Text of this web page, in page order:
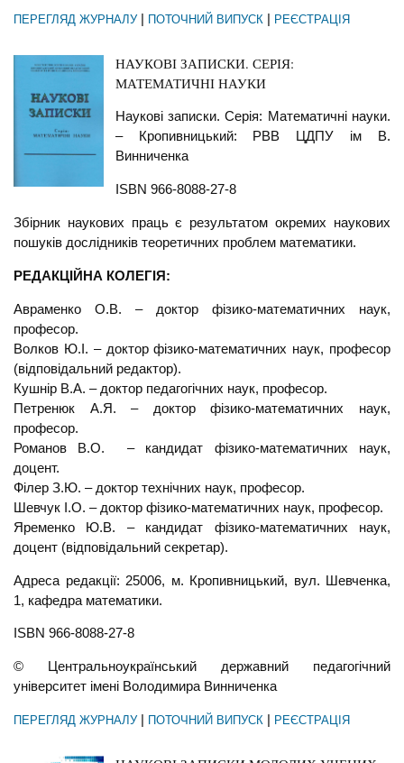
ПЕРЕГЛЯД ЖУРНАЛУ| ПОТОЧНИЙ ВИПУСК | РЕЄСТРАЦІЯ
НАУКОВІ ЗАПИСКИ. СЕРІЯ:
МАТЕМАТИЧНІ НАУКИ
Наукові записки. Серія: Математичні науки.
– Кропивницький: РВВ ЦДПУ ім В.
Винниченка
ISBN 966-8088-27-8
Збірник наукових праць є результатом окремих наукових
пошуків дослідників теоретичних проблем математики.
РЕДАКЦІЙНА КОЛЕГІЯ:
Авраменко О.В. – доктор фізико-математичних наук,
професор.
Волков Ю.І. – доктор фізико-математичних наук, професор
(відповідальний редактор).
Кушнір В.А. – доктор педагогічних наук, професор.
Петренюк А.Я. – доктор фізико-математичних наук,
професор.
Романов В.О. – кандидат фізико-математичних наук,
доцент.
Філер З.Ю. – доктор технічних наук, професор.
Шевчук І.О. – доктор фізико-математичних наук, професор.
Яременко Ю.В. – кандидат фізико-математичних наук,
доцент (відповідальний секретар).
Адреса редакції: 25006, м. Кропивницький, вул. Шевченка,
1, кафедра математики.
ISBN 966-8088-27-8
© Центральноукраїнський державний педагогічний
університет імені Володимира Винниченка
ПЕРЕГЛЯД ЖУРНАЛУ| ПОТОЧНИЙ ВИПУСК | РЕЄСТРАЦІЯ